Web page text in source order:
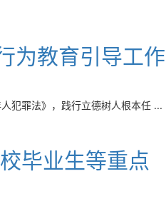
为教育引导工作
犯罪法》，践行立德树人根本任 ...
毕业生等重点